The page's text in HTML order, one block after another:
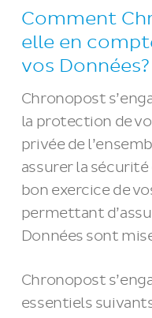
Comment
elle en
vos Données?
Chronopost
la protection de
privée de
assurer la
bon exercice de
permettant
Données sont
Chronopost
essentiels